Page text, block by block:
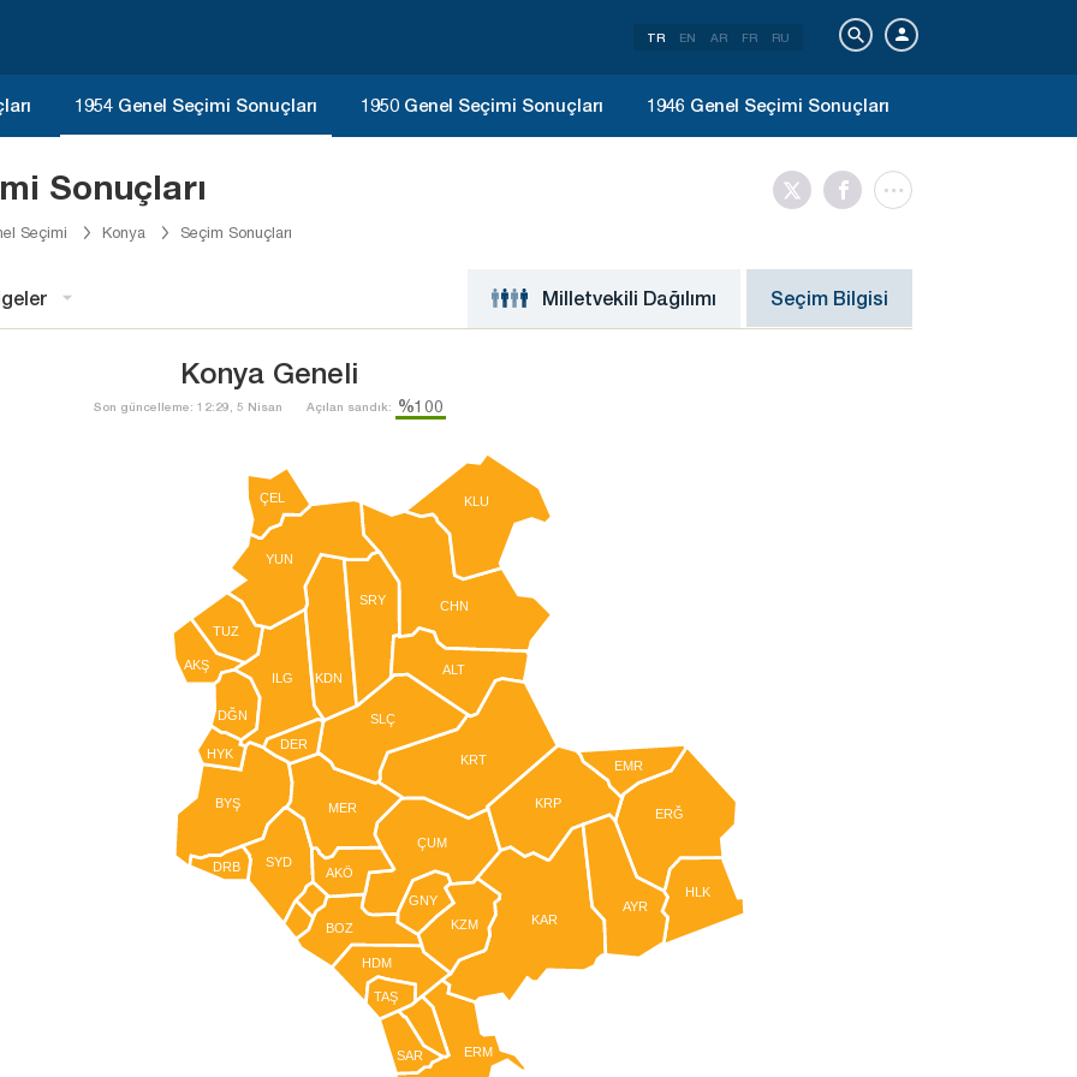
TR EN AR FR RU
1954 Genel Seçimi Sonuçları 1950 Genel Seçimi Sonuçları 1946 Genel Seçimi Sonuçları
Sonuçları
Seçimi Konya Seçim Sonuçları
Milletvekili Dağılımı Seçim Bilgisi
Konya Geneli
Son güncelleme: 12:29, 5 Nisan Açılan sandık: %100
AKŞ
BYŞ
BOZ
CHN
ÇUM
DĞN
ERĞ
HDM
ILG KDN
KRP
KLU
SRY
SYD
YUN
AKÖ
ALT
DRB
HYK KRT
MER
SLÇ
TAŞ
ÇEL
DER
EMR
GNY
HLK
TUZ
ERM
KAR
AYR
KZM
SAR